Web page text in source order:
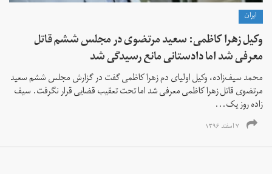
ايران
وکیل زهرا کاظمی: سعید مرتضوی در مجلس ششم قاتل
معرفی شد اما دادستانی مانع رسیدگی شد
محمد سیف‌زاده، وکیل اولیای دم زهرا کاظمی گفت در گزارش مجلس ششم سعید
مرتضوی قاتل زهرا کاظمی معرفی شد اما تحت تعقیب قضایی قرار نگرفت. سیف
زاده روز یک‌...
۷ اسفند ۱۳۹۶